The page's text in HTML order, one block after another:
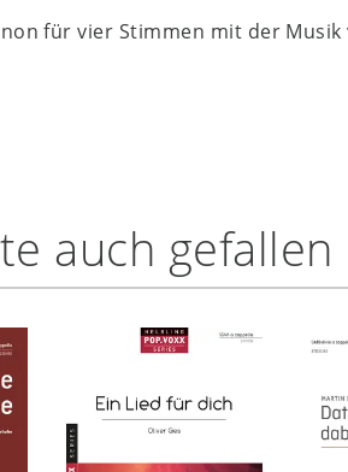
für vier Stimmen mit der
auch gefallen